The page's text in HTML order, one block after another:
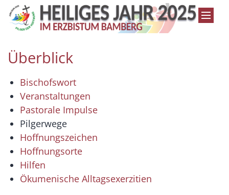
Zum Inhalt springen
Überblick
Bischofswort
Veranstaltungen
Pastorale Impulse
Pilgerwege
Hoffnungszeichen
Hoffnungsorte
Hilfen
Ökumenische Alltagsexerzitien